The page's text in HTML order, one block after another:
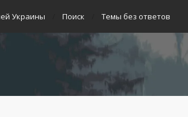
Украины Поиск Темы без ответов